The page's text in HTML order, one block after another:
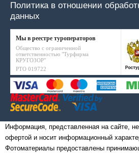
Политика в отношении
данных
Мы в реестре туроператоров
Общество с ограниченной
ответственностью "Турфирма
КРУГОЗОР"
РТО 019722
Информация, представленная на сайте,
офертой и носит информационный
Фотоматериалы предоставлены